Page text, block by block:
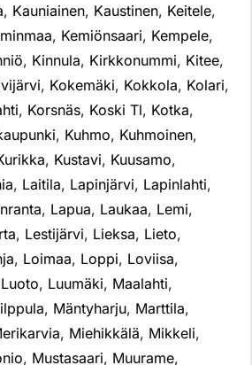
, Kauniainen, Kaustinen, Keitele,
, Kemiönsaari, Kempele,
, Kinnula, Kirkkonummi, Kitee,
, Kokemäki, Kokkola, Kolari,
, Korsnäs, Koski Tl, Kotka,
, Kuhmo, Kuhmoinen,
, Kustavi, Kuusamo,
, Laitila, Lapinjärvi, Lapinlahti,
, Lapua, Laukaa, Lemi,
, Lestijärvi, Lieksa, Lieto,
, Loimaa, Loppi, Loviisa,
Luoto, Luumäki, Maalahti,
, Mäntyharju, Marttila,
, Miehikkälä, Mikkeli,
, Mustasaari, Muurame,